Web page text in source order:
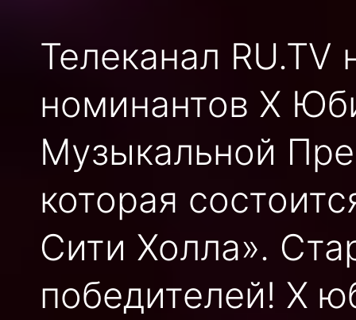
Телеканал
номинантов X
Музыкальной
которая
Сити Холла».
победителей! X